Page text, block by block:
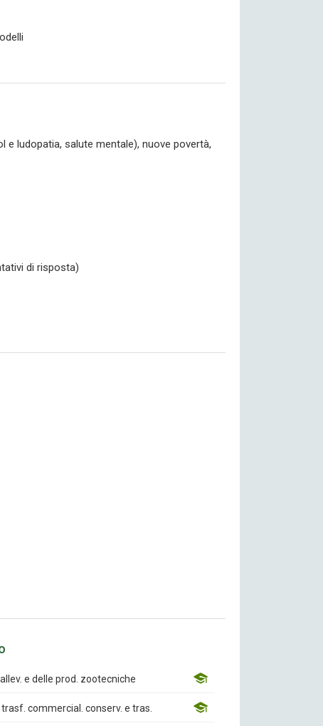
e ludopatia, salute mentale), nuove povertà,
di risposta)
e delle prod. zootecniche
trasf. commercial. conserv. e tras.